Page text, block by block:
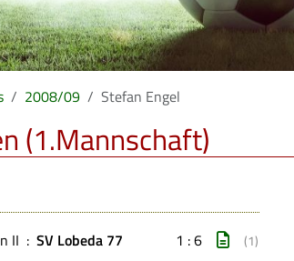
2008/09 Stefan Engel
(1.Mannschaft)
II : SV Lobeda 77 1 : 6 (1)